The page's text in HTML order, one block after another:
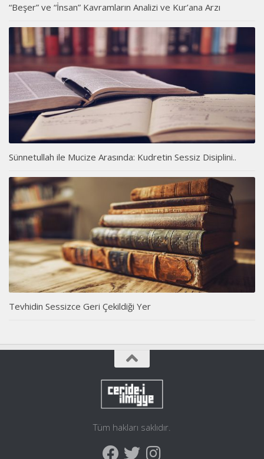
“Beşer” ve “İnsan” Kavramların Analizi ve Kur’ana Arzı
Sünnetullah ile Mucize Arasında: Kudretin Sessiz Disiplini..
Tevhidin Sessizce Geri Çekildiği Yer
Tüm hakları saklıdır.